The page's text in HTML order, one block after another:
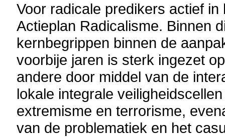
Voor radicale predikers actief
Actieplan Radicalisme. Binnen
kernbegrippen binnen de
voorbije jaren is sterk ingezet
andere door middel van de
lokale integrale
extremisme en terrorisme,
van de problematiek en het